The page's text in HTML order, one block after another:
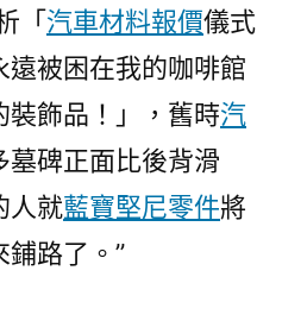
「汽車材料報價儀式
遠被困在我的咖啡館
飾品！」，舊時汽
墓碑正面比後背滑
人就藍寶堅尼零件將
鋪路了。”